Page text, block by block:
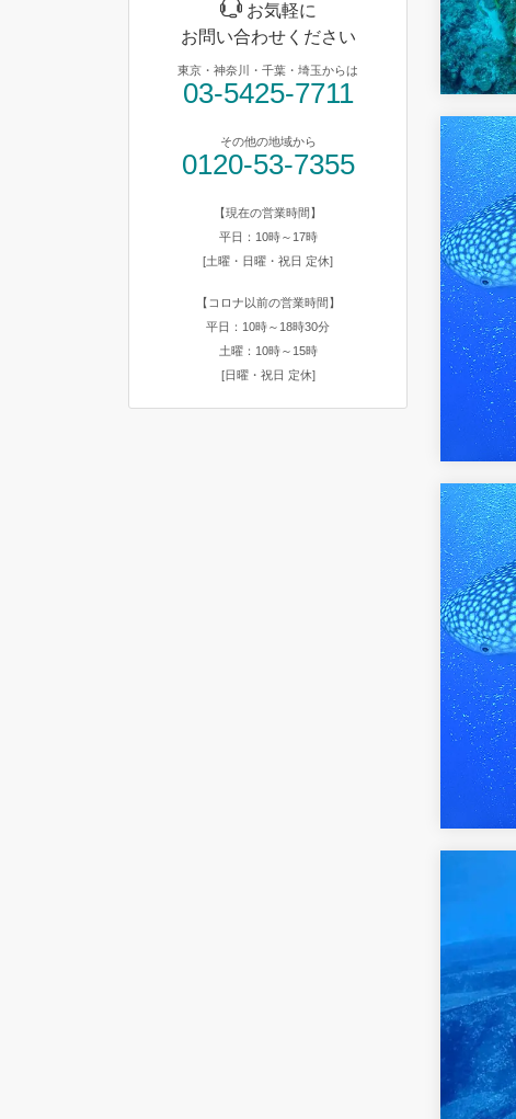
お気軽に
お問い合わせください
東京・神奈川・千葉・埼玉からは
03-5425-7711
その他の地域から
0120-53-7355
【現在の営業時間】
平日：10時～17時
[土曜・日曜・祝日 定休]
【コロナ以前の営業時間】
平日：10時～18時30分
土曜：10時～15時
[日曜・祝日 定休]